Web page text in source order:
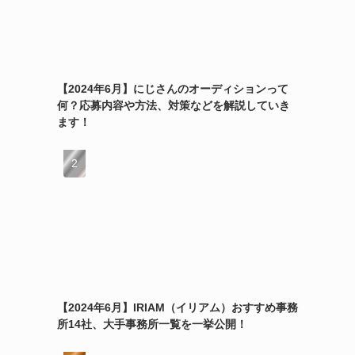
【2024年6月】にじさんのオーディションって
何？応募内容や方法、対策などを解説していき
ます！
【2024年6月】IRIAM（イリアム）おすすめ事務
所14社、大手事務所一覧を一挙公開！